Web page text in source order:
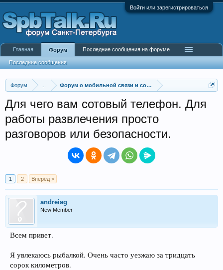
Войти или зарегистрироваться
Форум Форум о мобильной связи и сотовых операторах
Для чего вам сотовый телефон. Для
работы развлечения просто
разговоров или безопасности.
1 2 Вперёд >
andreiag
New Member
Всем привет.
Я увлекаюсь рыбалкой. Очень часто уезжаю за тридцать
сорок километров.
Главная Форум
Последние сообщения
Последние сообщения на форуме